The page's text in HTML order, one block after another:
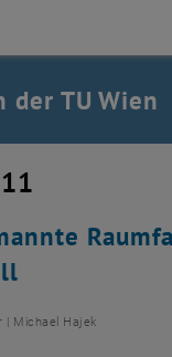
Wien Startseite
der TU Wien
| Michael Hajek